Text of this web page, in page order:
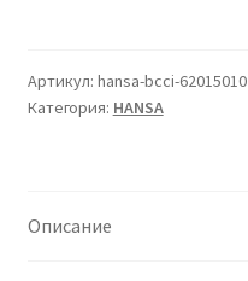
Hansa
BCCI-
языке
Артикул: hansa-bcci-62015010
Категория: HANSA
Описание